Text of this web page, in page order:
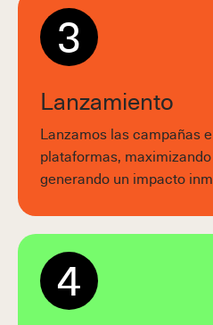
3
Lanzamiento
Lanzamos las campañas
plataformas,
generando un impacto
4